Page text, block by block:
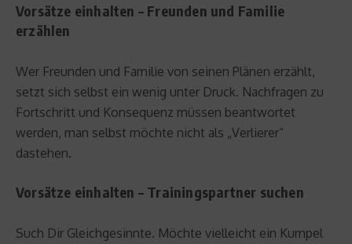
Vorsätze einhalten – Freunden und Familie
erzählen
Wer Freunden und Familie von seinen Plänen erzählt,
setzt sich selbst ein wenig unter Druck. Nachfragen zu
Fortschritt und Konsequenz müssen beantwortet
werden, man selbst möchte nicht als „Verlierer“
dastehen.
Vorsätze einhalten – Trainingspartner suchen
Such Dir Gleichgesinnte. Möchte vielleicht ein Kumpel